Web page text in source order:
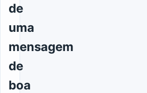
de
uma
mensagem
de
boa